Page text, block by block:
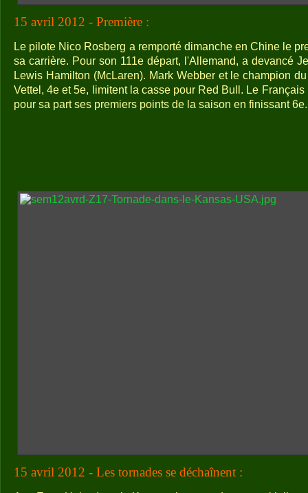
15 avril 2012 - Première :
Le pilote Nico Rosberg a remporté dimanche en Chine le
sa carrière. Pour son 111e départ, l'Allemand, a devancé
Lewis Hamilton (McLaren). Mark Webber et le champion
Vettel, 4e et 5e, limitent la casse pour Red Bull. Le
pour sa part ses premiers points de la saison en finissant 6e.
15 avril 2012 - Les tornades se déchaînent :